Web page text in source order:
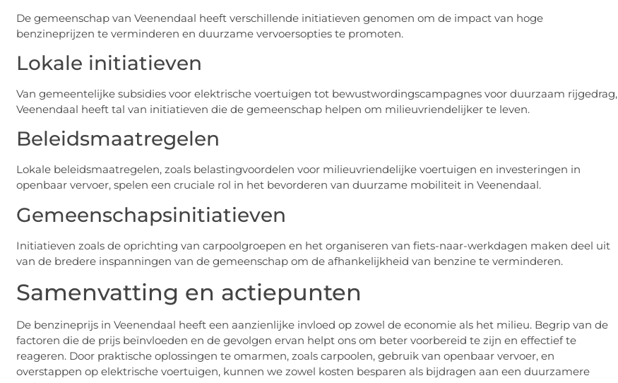
De gemeenschap van Veenendaal heeft verschillende initiatieven genomen om de impact van hoge
benzineprijzen te verminderen en duurzame vervoersopties te promoten.
Lokale initiatieven
Van gemeentelijke subsidies voor elektrische voertuigen tot bewustwordingscampagnes voor duurzaam rijgedrag,
Veenendaal heeft tal van initiatieven die de gemeenschap helpen om milieuvriendelijker te leven.
Beleidsmaatregelen
Lokale beleidsmaatregelen, zoals belastingvoordelen voor milieuvriendelijke voertuigen en investeringen in
openbaar vervoer, spelen een cruciale rol in het bevorderen van duurzame mobiliteit in Veenendaal.
Gemeenschapsinitiatieven
Initiatieven zoals de oprichting van carpoolgroepen en het organiseren van fiets-naar-werkdagen maken deel uit
van de bredere inspanningen van de gemeenschap om de afhankelijkheid van benzine te verminderen.
Samenvatting en actiepunten
De benzineprijs in Veenendaal heeft een aanzienlijke invloed op zowel de economie als het milieu. Begrip van de
factoren die de prijs beïnvloeden en de gevolgen ervan helpt ons om beter voorbereid te zijn en effectief te
reageren. Door praktische oplossingen te omarmen, zoals carpoolen, gebruik van openbaar vervoer, en
overstappen op elektrische voertuigen, kunnen we zowel kosten besparen als bijdragen aan een duurzamere